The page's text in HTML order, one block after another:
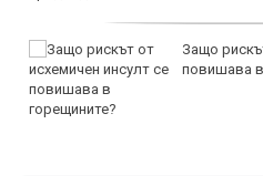
Защо
повишава